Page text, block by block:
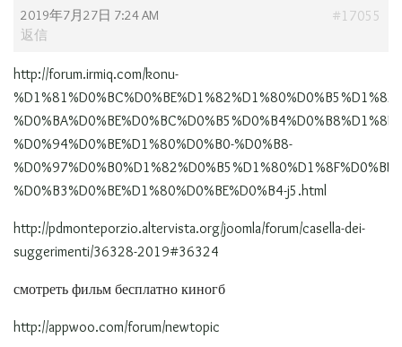
2019年7月27日 7:24 AM #17055
返信
http://forum.irmiq.com/konu-
%D0%BA%D0%BE%D0%BC%D0%B5%D0%B4%D0%B8%D1%8F-
%D0%94%D0%BE%D1%80%D0%B0-%D0%B8-
%D0%B3%D0%BE%D1%80%D0%BE%D0%B4-j5.html
http://pdmonteporzio.altervista.org/joomla/forum/casella-dei-
suggerimenti/36328-2019#36324
смотреть фильм бесплатно киногб
http://appwoo.com/forum/newtopic